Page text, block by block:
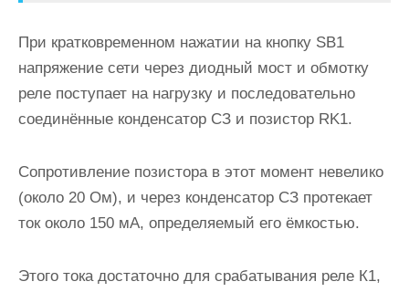
При кратковременном нажатии на кнопку SB1
напряжение сети через диодный мост и обмотку
реле поступает на нагрузку и последовательно
соединённые конденсатор СЗ и позистор RK1.
Сопротивление позистора в этот момент невелико
(около 20 Ом), и через конденсатор СЗ протекает
ток около 150 мА, определяемый его ёмкостью.
Этого тока достаточно для срабатывания реле К1,